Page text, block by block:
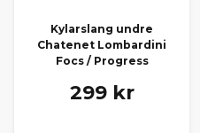
Kylarslang undre
Chatenet Lombardini
Focs / Progress
299 kr